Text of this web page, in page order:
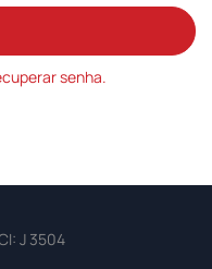
senha.
J 3504